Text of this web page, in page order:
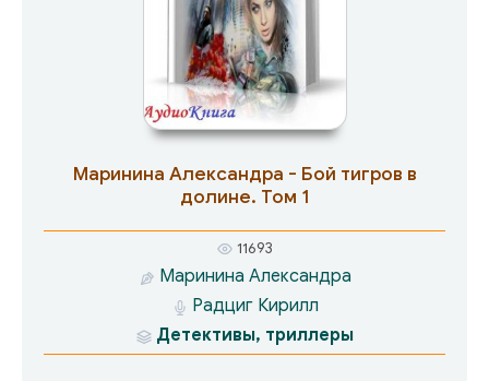
Маринина Александра - Бой тигров в
долине. Том 1
11693
Маринина Александра
Радциг Кирилл
Детективы, триллеры